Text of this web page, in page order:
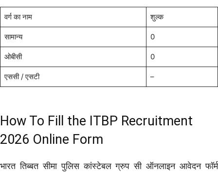
वर्ग का नाम शुल्क
सामान्य 0
ओबीसी 0
एससी / एसटी –
How To Fill the ITBP Recruitment
2026 Online Form
भारत तिब्बत सीमा पुलिस कांस्टेबल ग्रुप सी ऑनलाइन आवेदन फॉर्म